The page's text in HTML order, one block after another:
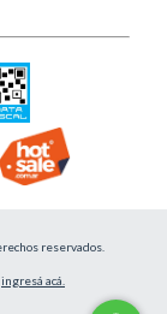
reservados.
ingresá acá.